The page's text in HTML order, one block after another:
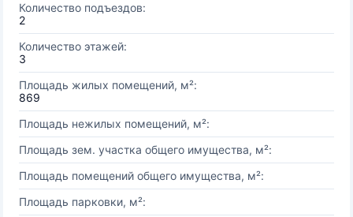
Количество подъездов:
2
Количество этажей:
3
Площадь жилых помещений, м²:
869
Площадь нежилых помещений, м²:
Площадь зем. участка общего имущества, м²:
Площадь помещений общего имущества, м²:
Площадь парковки, м²: